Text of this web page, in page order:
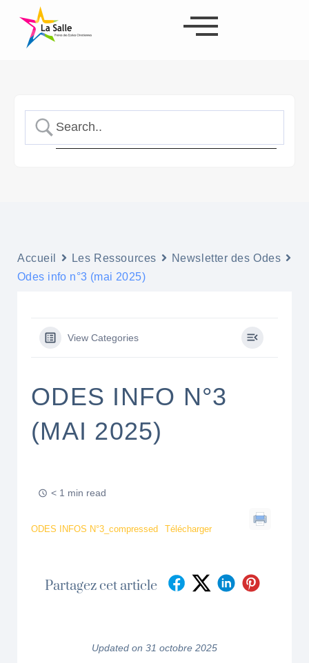
Accueil Les Ressources
Newsletter des Odes
Odes info n°3 (mai 2025)
View Categories
ODES INFO N°3
(MAI 2025)
< 1 min read
ODES INFOS N°3_compressed Télécharger
Partagez cet article
Updated on 31 octobre 2025